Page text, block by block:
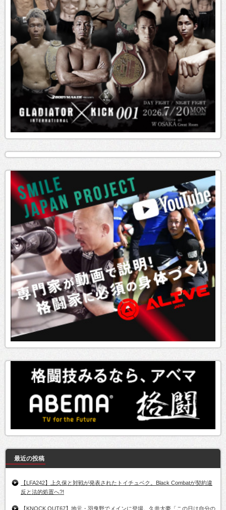
最近の投稿
【LFA242】上久保と対戦が発表されたトイチュベク。Black Combatが契約違
反と法的処置へ?!
【KNOCK OUT67】地元・羽曳野でメインに登場。久井大夢「この日は自分の